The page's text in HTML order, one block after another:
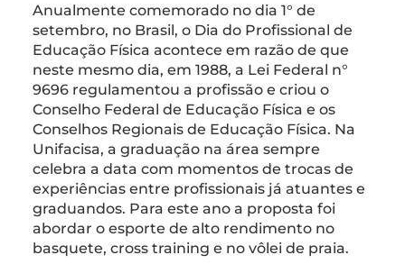
Anualmente comemorado no dia 1° de
setembro, no Brasil, o Dia do Profissional de
Educação Física acontece em razão de que
neste mesmo dia, em 1988, a Lei Federal n°
9696 regulamentou a profissão e criou o
Conselho Federal de Educação Física e os
Conselhos Regionais de Educação Física. Na
Unifacisa, a graduação na área sempre
celebra a data com momentos de trocas de
experiências entre profissionais já atuantes e
graduandos. Para este ano a proposta foi
abordar o esporte de alto rendimento no
basquete, cross training e no vôlei de praia.